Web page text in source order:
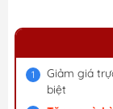
Giảm giá
biệt